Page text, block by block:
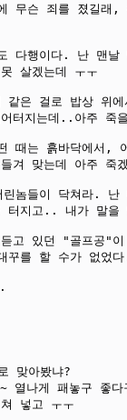
무슨 죄를 졌길래,
다행이다. 난 맨날
살겠는데 ㅜㅜ
같은 걸로 밥상 위
터지는데..아주 죽
때는 흙바닥에서,
겨 맞는데 아주 죽
놈들이 닥쳐라. 난
터지고.. 내가 말을
고 있던 "골프공"
꾸를 할 수가 없었